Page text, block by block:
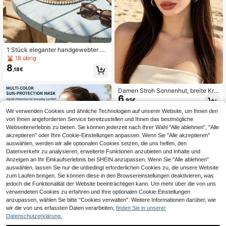
1 Stück eleganter handgewebter St
rohhut für Damen mit Perlendekor, b
reiter Krempe mit UV-Schutz, Som
mer-Strandaccessoire, Boho-Stil, g
und Outdoor-Reisen, modisch und p
raktisch, ideales Geschenk zum Mu
ttertag, Geburtstag und Musikfestiv
18 übrig
8 ,18€
NEW 1 Stück Damen Sonnenschutz
Gesichtsmaske, aus atmungsaktive
m Eisseidenmaterial, verstellbare O
hrschlingen, leicht und wiederverw
3,18€
Damen Stroh Sonnenhut, breite Kre
mpe UV-Schutz, Cut Out Oberteil, f
mmerreisen
6,95€
Wir verwenden Cookies und ähnliche Technologien auf unserer Website, um Ihnen den
von Ihnen angeforderten Service bereitzustellen und Ihnen das bestmögliche
Webseitenerlebnis zu bieten. Sie können jederzeit nach Ihrer Wahl "Alle ablehnen", "Alle
akzeptieren" oder Ihre Cookie-Einstellungen anpassen. Wenn Sie "Alle akzeptieren"
auswählen, werden wir alle optionalen Cookies setzen, die uns helfen, den
Datenverkehr zu analysieren, erweiterte Funktionen anzubieten und Inhalte und
Anzeigen an Ihr Einkaufserlebnis bei SHEIN anzupassen. Wenn Sie "Alle ablehnen"
auswählen, lassen Sie nur die unbedingt erforderlichen Cookies zu, die unsere Website
zum Laufen bringen. Sie können diese in den Browsereinstellungen deaktivieren, was
jedoch die Funktionalität der Website beeinträchtigen kann. Um mehr über die von uns
verwendeten Cookies zu erfahren und Ihre optionalen Cookie-Einstellungen
anzupassen, wählen Sie bitte "Cookies verwalten". Weitere Informationen darüber, wie
wir die von uns erfassten Daten verarbeiten, finden Sie in unserer
Datenschutzerklärung.